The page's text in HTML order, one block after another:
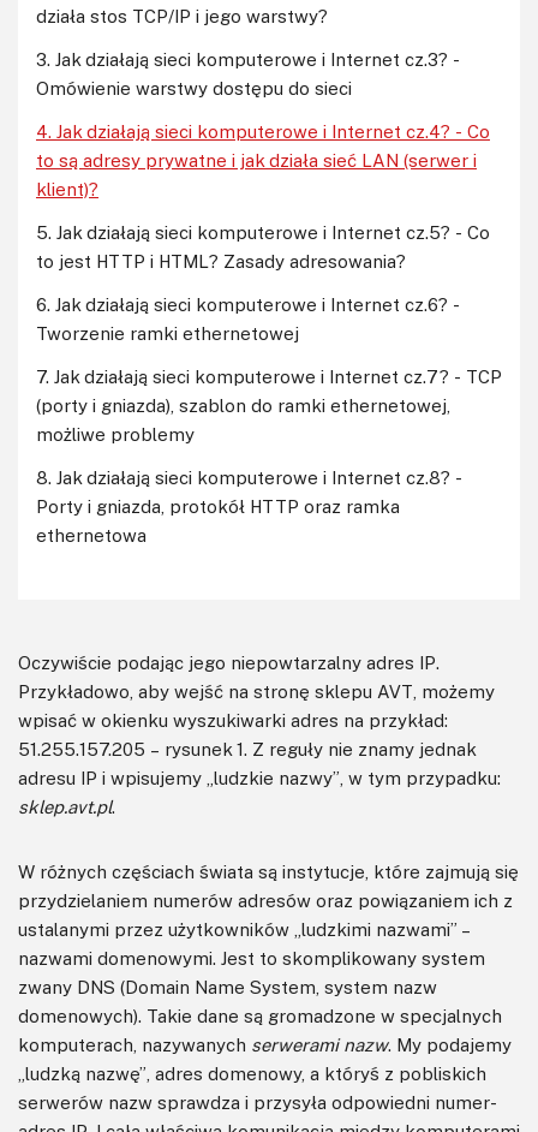
działa stos TCP/IP i jego warstwy?
3. Jak działają sieci komputerowe i Internet cz.3? -
Omówienie warstwy dostępu do sieci
4. Jak działają sieci komputerowe i Internet cz.4? - Co
to są adresy prywatne i jak działa sieć LAN (serwer i
klient)?
5. Jak działają sieci komputerowe i Internet cz.5? - Co
to jest HTTP i HTML? Zasady adresowania?
6. Jak działają sieci komputerowe i Internet cz.6? -
Tworzenie ramki ethernetowej
7. Jak działają sieci komputerowe i Internet cz.7? - TCP
(porty i gniazda), szablon do ramki ethernetowej,
możliwe problemy
8. Jak działają sieci komputerowe i Internet cz.8? -
Porty i gniazda, protokół HTTP oraz ramka
ethernetowa
Oczywiście podając jego niepowtarzalny adres IP.
Przykładowo, aby wejść na stronę sklepu AVT, możemy
wpisać w okienku wyszukiwarki adres na przykład:
51.255.157.205 – rysunek 1. Z reguły nie znamy jednak
adresu IP i wpisujemy „ludzkie nazwy”, w tym przypadku:
sklep.avt.pl.
W różnych częściach świata są instytucje, które zajmują się
przydzielaniem numerów adresów oraz powiązaniem ich z
ustalanymi przez użytkowników „ludzkimi nazwami” –
nazwami domenowymi. Jest to skomplikowany system
zwany DNS (Domain Name System, system nazw
domenowych). Takie dane są gromadzone w specjalnych
komputerach, nazywanych serwerami nazw. My podajemy
„ludzką nazwę”, adres domenowy, a któryś z pobliskich
serwerów nazw sprawdza i przysyła odpowiedni numer-